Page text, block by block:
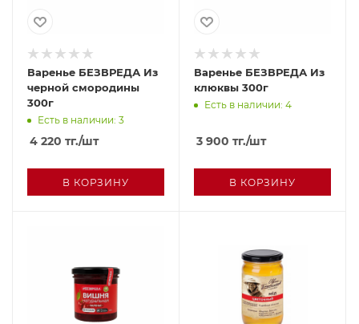
Варенье БЕЗВРЕДА Из
черной смородины
300г
Есть в наличии: 3
4 220 тг./шт
В КОРЗИНУ
Варенье БЕЗВРЕДА Из
клюквы 300г
Есть в наличии: 4
3 900 тг./шт
В КОРЗИНУ